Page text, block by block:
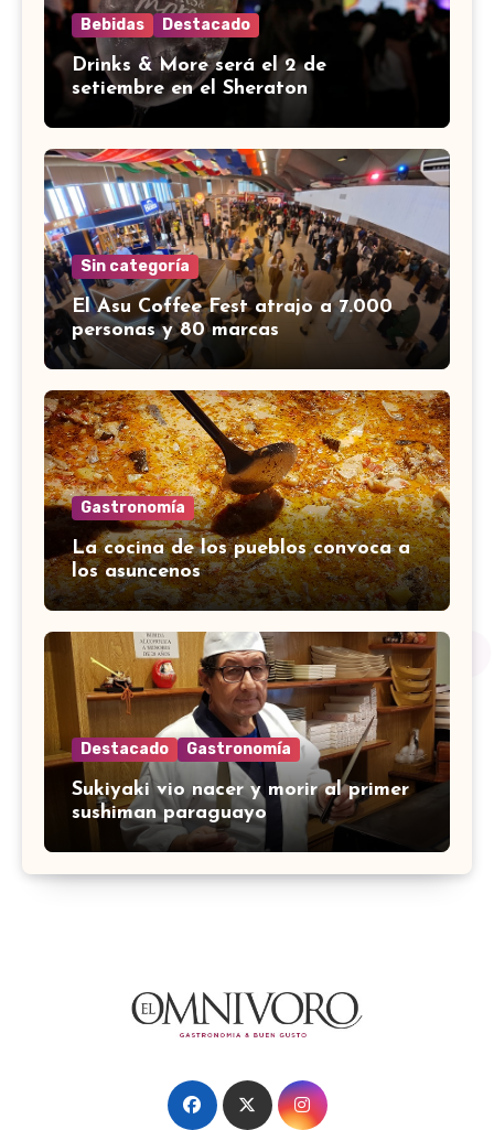
Bebidas Destacado
Drinks & More será el 2 de
setiembre en el Sheraton
Sin categoría
El Asu Coffee Fest atrajo a 7.000
personas y 80 marcas
Gastronomía
La cocina de los pueblos convoca a
los asuncenos
Destacado Gastronomía
Sukiyaki vio nacer y morir al primer
sushiman paraguayo